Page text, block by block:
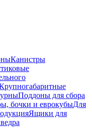
Канистры
Поддоны для сбора
бочки и еврокубыДля
Ящики для